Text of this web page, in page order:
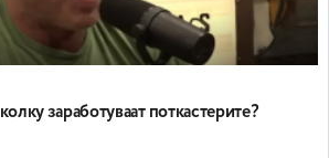
заработуваат поткастерите?